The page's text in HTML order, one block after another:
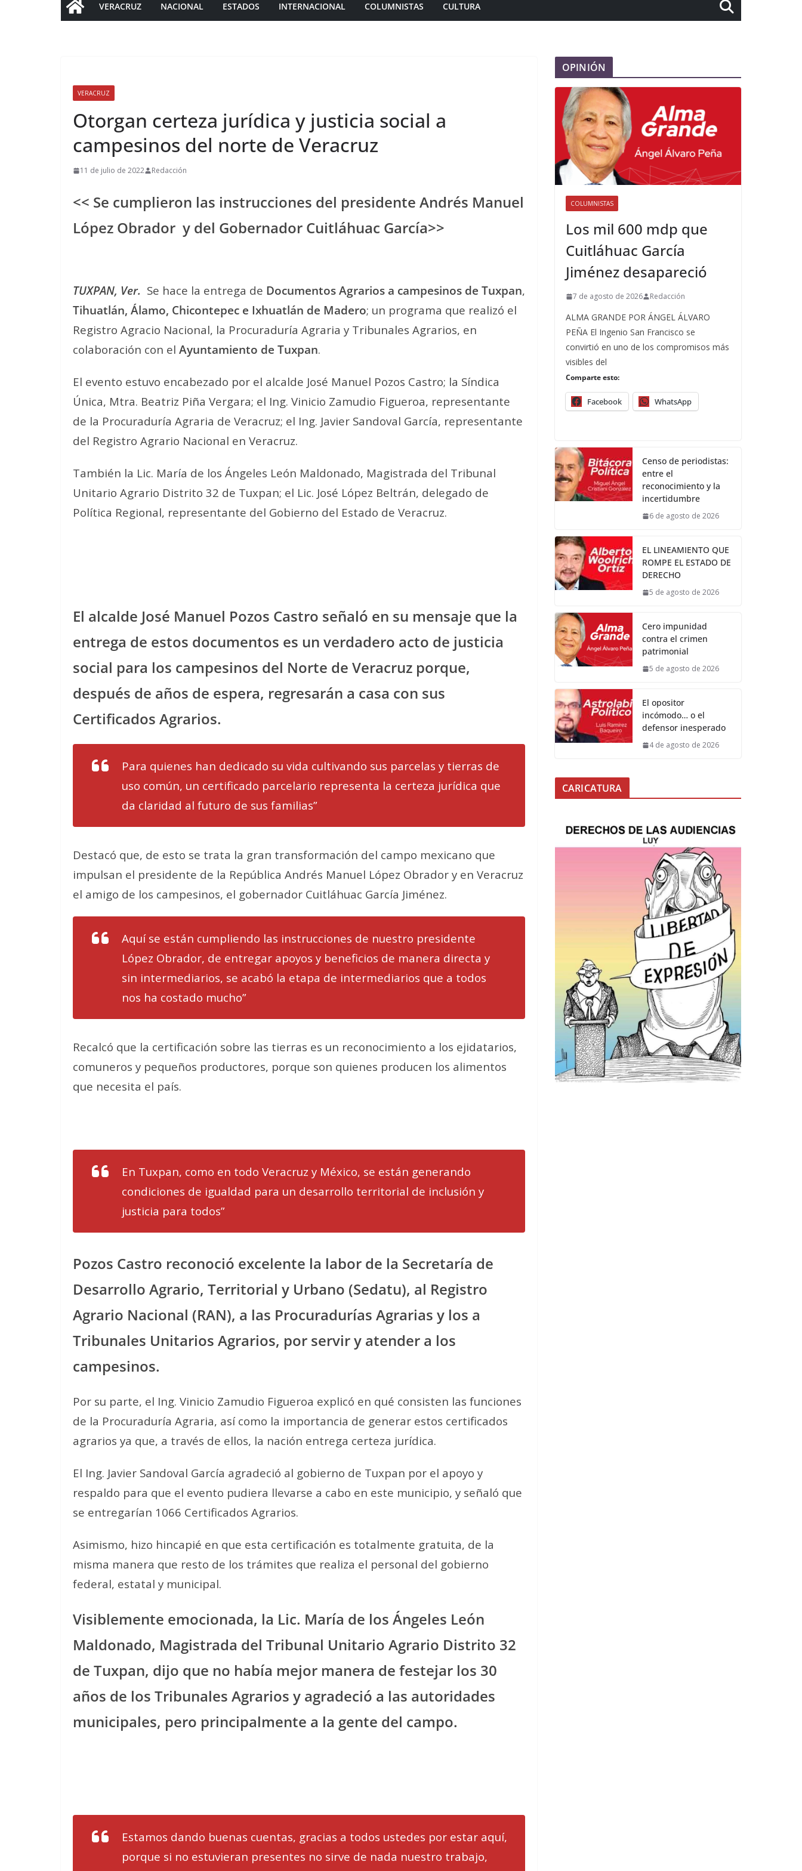
VERACRUZ NACIONAL ESTADOS INTERNACIONAL COLUMNISTAS CULTURA
VERACRUZ
Otorgan certeza jurídica y justicia social a
campesinos del norte de Veracruz
11 de julio de 2022 Redacción
<< Se cumplieron las instrucciones del presidente Andrés Manuel
López Obrador y del Gobernador Cuitláhuac García>>
TUXPAN, Ver. Se hace la entrega de Documentos Agrarios a campesinos de Tuxpan,
Tihuatlán, Álamo, Chicontepec e Ixhuatlán de Madero; un programa que realizó el
Registro Agracio Nacional, la Procuraduría Agraria y Tribunales Agrarios, en
colaboración con el Ayuntamiento de Tuxpan.
El evento estuvo encabezado por el alcalde José Manuel Pozos Castro; la Síndica
Única, Mtra. Beatriz Piña Vergara; el Ing. Vinicio Zamudio Figueroa, representante
de la Procuraduría Agraria de Veracruz; el Ing. Javier Sandoval García, representante
del Registro Agrario Nacional en Veracruz.
También la Lic. María de los Ángeles León Maldonado, Magistrada del Tribunal
Unitario Agrario Distrito 32 de Tuxpan; el Lic. José López Beltrán, delegado de
Política Regional, representante del Gobierno del Estado de Veracruz.
El alcalde José Manuel Pozos Castro señaló en su mensaje que la
entrega de estos documentos es un verdadero acto de justicia
social para los campesinos del Norte de Veracruz porque,
después de años de espera, regresarán a casa con sus
Certificados Agrarios.
Para quienes han dedicado su vida cultivando sus parcelas y tierras de
uso común, un certificado parcelario representa la certeza jurídica que
da claridad al futuro de sus familias”
Destacó que, de esto se trata la gran transformación del campo mexicano que
impulsan el presidente de la República Andrés Manuel López Obrador y en Veracruz
el amigo de los campesinos, el gobernador Cuitláhuac García Jiménez.
Aquí se están cumpliendo las instrucciones de nuestro presidente
López Obrador, de entregar apoyos y beneficios de manera directa y
sin intermediarios, se acabó la etapa de intermediarios que a todos
nos ha costado mucho”
Recalcó que la certificación sobre las tierras es un reconocimiento a los ejidatarios,
comuneros y pequeños productores, porque son quienes producen los alimentos
que necesita el país.
En Tuxpan, como en todo Veracruz y México, se están generando
condiciones de igualdad para un desarrollo territorial de inclusión y
justicia para todos”
Pozos Castro reconoció excelente la labor de la Secretaría de
Desarrollo Agrario, Territorial y Urbano (Sedatu), al Registro
Agrario Nacional (RAN), a las Procuradurías Agrarias y los a
Tribunales Unitarios Agrarios, por servir y atender a los
campesinos.
Por su parte, el Ing. Vinicio Zamudio Figueroa explicó en qué consisten las funciones
de la Procuraduría Agraria, así como la importancia de generar estos certificados
agrarios ya que, a través de ellos, la nación entrega certeza jurídica.
El Ing. Javier Sandoval García agradeció al gobierno de Tuxpan por el apoyo y
respaldo para que el evento pudiera llevarse a cabo en este municipio, y señaló que
se entregarían 1066 Certificados Agrarios.
Asimismo, hizo hincapié en que esta certificación es totalmente gratuita, de la
misma manera que resto de los trámites que realiza el personal del gobierno
federal, estatal y municipal.
Visiblemente emocionada, la Lic. María de los Ángeles León
Maldonado, Magistrada del Tribunal Unitario Agrario Distrito 32
de Tuxpan, dijo que no había mejor manera de festejar los 30
años de los Tribunales Agrarios y agradeció a las autoridades
municipales, pero principalmente a la gente del campo.
Estamos dando buenas cuentas, gracias a todos ustedes por estar aquí,
porque si no estuvieran presentes no sirve de nada nuestro trabajo,
OPINIÓN
COLUMNISTAS
Los mil 600 mdp que
Cuitláhuac García
Jiménez desapareció
7 de agosto de 2026 Redacción
ALMA GRANDE POR ÁNGEL ÁLVARO
PEÑA El Ingenio San Francisco se
convirtió en uno de los compromisos más
visibles del
Comparte esto:
Facebook WhatsApp
Censo de periodistas:
entre el
reconocimiento y la
incertidumbre
6 de agosto de 2026
EL LINEAMIENTO QUE
ROMPE EL ESTADO DE
DERECHO
5 de agosto de 2026
Cero impunidad
contra el crimen
patrimonial
5 de agosto de 2026
El opositor
incómodo… o el
defensor inesperado
4 de agosto de 2026
CARICATURA